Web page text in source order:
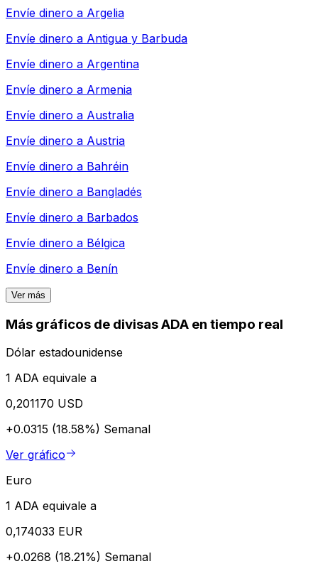
Envíe dinero a Argelia
Envíe dinero a Antigua y Barbuda
Envíe dinero a Argentina
Envíe dinero a Armenia
Envíe dinero a Australia
Envíe dinero a Austria
Envíe dinero a Bahréin
Envíe dinero a Bangladés
Envíe dinero a Barbados
Envíe dinero a Bélgica
Envíe dinero a Benín
Ver más
Más gráficos de divisas ADA en tiempo real
Dólar estadounidense
1 ADA equivale a
0,201170 USD
+0.0315 (18.58%) Semanal
Ver gráfico
Euro
1 ADA equivale a
0,174033 EUR
+0.0268 (18.21%) Semanal